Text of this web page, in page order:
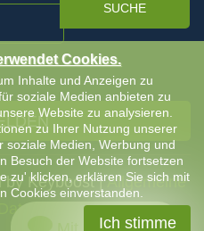
SUCHE
by Keyboost |Allgemeine
Datenschutzerklärung
Cookies.
Inhalte und Anzeigen zu
soziale Medien anbieten zu
Website zu analysieren.
zu Ihrer Nutzung unserer
soziale Medien, Werbung und
Besuch der Website fortsetzen
zu' klicken, erklären Sie sich mit
Cookies einverstanden.
Ich stimme